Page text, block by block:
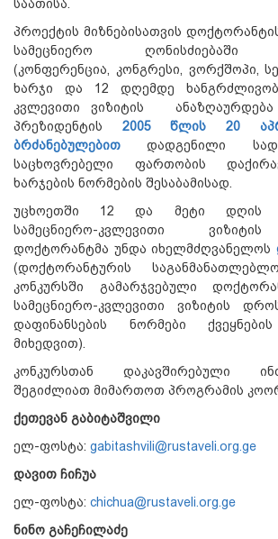
საათისა.
პროექტის მიზნებისათვის
სამეცნიერო ღონისძიებაში
(კონფერენცია, კონგრესი, ვორქშოპი,
ხარჯი და 12 დღემდე
კვლევითი ვიზიტის
პრეზიდენტის 2005 წლის 20
ბრძანებულებით დადგენილი
საცხოვრებელი ფართობის
ხარჯების ნორმების შესაბამისად.
უცხოეთში 12 და მეტი დღის
სამეცნიერო-კვლევითი
დოქტორანტმა უნდა იხელმძღვანელოს
(დოქტორანტურის
კონკურსში გამარჯვებული
სამეცნიერო-კვლევითი ვიზიტის
დაფინანსების ნორმები
მიხედვით).
კონკურსთან დაკავშირებული
შეგიძლიათ მიმართოთ პროგრამის
ქეთევან გაბიტაშვილი
ელ-ფოსტა: gabitashvili@rustaveli.org.ge
დავით ჩიჩუა
ელ-ფოსტა: chichua@rustaveli.org.ge
ნინო გაჩეჩილაძე